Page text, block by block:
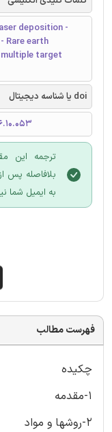
deposition -
Rare earth
target
doi یا شناسه دیجیتال
ترجمه این
بلافاصله پس
به ایمیل شما
فهرست مطالب
چکیده
1-مقدمه
2-روشها و مواد